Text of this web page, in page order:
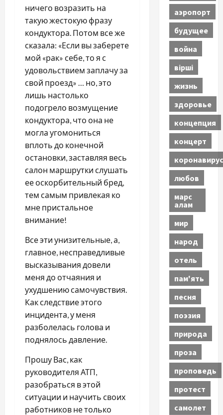
ничего возразить на
такую жестокую фразу
кондуктора. Потом все же
сказала: «Если вы заберете
мой «рак» себе, то я с
удовольствием заплачу за
свой проезд» … но, это
лишь настолько
подогрело возмущение
кондуктора, что она не
могла угомониться
вплоть до конечной
остановки, заставляя весь
салон маршрутки слушать
ее оскорбительный бред,
тем самым привлекая ко
мне пристальное
внимание!
Все эти унизительные, а,
главное, несправедливые
высказывания довели
меня до отчаяния и
ухудшению самочувствия.
Как следствие этого
инцидента, у меня
разболелась голова и
поднялось давление.
Прошу Вас, как
руководителя АТП,
разобраться в этой
ситуации и научить своих
работников не только
аэропорт
будущее
война
вірші
жизнь
здоровье
концепция
концерт
коронавирус
любов
марс
алам
мир
народ
отель
пам'ять
песня
поэзия
природа
проза
проповедь
протест
самолет